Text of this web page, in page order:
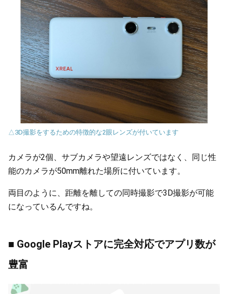
△3D撮影をするための特徴的な2眼レンズが付いています
カメラが2個、サブカメラや望遠レンズではなく、同じ性
能のカメラが50mm離れた場所に付いています。
両目のように、距離を離しての同時撮影で3D撮影が可能
になっているんですね。
■ Google Playストアに完全対応でアプリ数が
豊富